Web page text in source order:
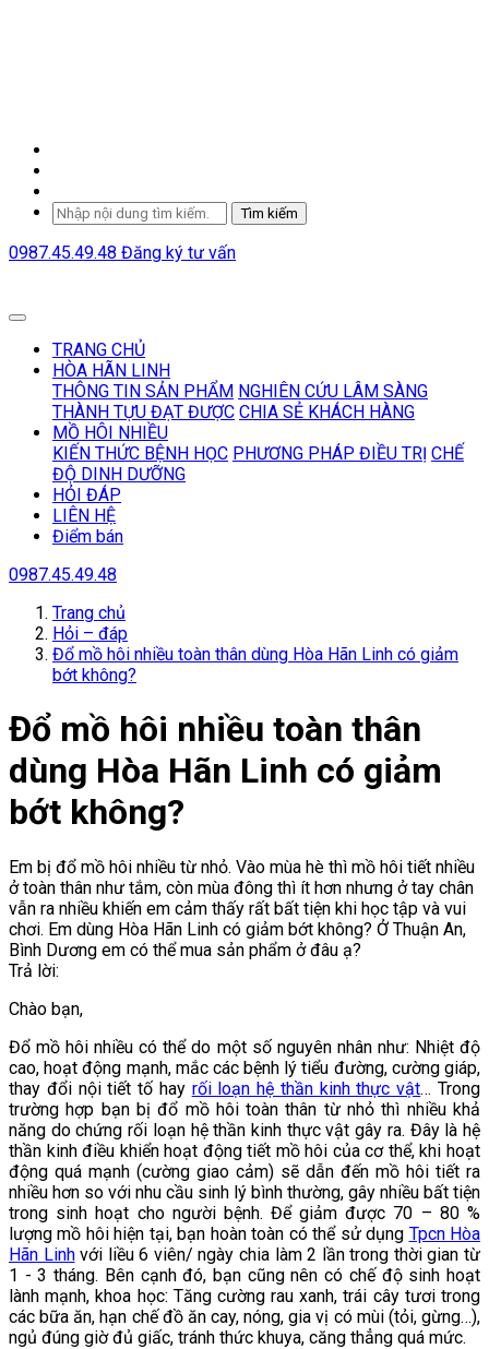
Tìm kiếm
0987.45.49.48 Đăng ký tư vấn
TRANG CHỦ
HÒA HÃN LINH
THÔNG TIN SẢN PHẨM NGHIÊN CỨU LÂM SÀNG
THÀNH TỰU ĐẠT ĐƯỢC CHIA SẺ KHÁCH HÀNG
MỒ HÔI NHIỀU
KIẾN THỨC BỆNH HỌC PHƯƠNG PHÁP ĐIỀU TRỊ CHẾ
ĐỘ DINH DƯỠNG
HỎI ĐÁP
LIÊN HỆ
Điểm bán
0987.45.49.48
Trang chủ
Hỏi – đáp
Đổ mồ hôi nhiều toàn thân dùng Hòa Hãn Linh có giảm
bớt không?
Đổ mồ hôi nhiều toàn thân
dùng Hòa Hãn Linh có giảm
bớt không?
Em bị đổ mồ hôi nhiều từ nhỏ. Vào mùa hè thì mồ hôi tiết nhiều
ở toàn thân như tắm, còn mùa đông thì ít hơn nhưng ở tay chân
vẫn ra nhiều khiến em cảm thấy rất bất tiện khi học tập và vui
chơi. Em dùng Hòa Hãn Linh có giảm bớt không? Ở Thuận An,
Bình Dương em có thể mua sản phẩm ở đâu ạ?
Trả lời:
Chào bạn,
Đổ mồ hôi nhiều có thể do một số nguyên nhân như: Nhiệt độ
cao, hoạt động mạnh, mắc các bệnh lý tiểu đường, cường giáp,
thay đổi nội tiết tố hay rối loạn hệ thần kinh thực vật… Trong
trường hợp bạn bị đổ mồ hôi toàn thân từ nhỏ thì nhiều khả
năng do chứng rối loạn hệ thần kinh thực vật gây ra. Đây là hệ
thần kinh điều khiển hoạt động tiết mồ hôi của cơ thể, khi hoạt
động quá mạnh (cường giao cảm) sẽ dẫn đến mồ hôi tiết ra
nhiều hơn so với nhu cầu sinh lý bình thường, gây nhiều bất tiện
trong sinh hoạt cho người bệnh. Để giảm được 70 – 80 %
lượng mồ hôi hiện tại, bạn hoàn toàn có thể sử dụng Tpcn Hòa
Hãn Linhvới liều 6 viên/ ngày chia làm 2 lần trong thời gian từ
1 - 3 tháng. Bên cạnh đó, bạn cũng nên có chế độ sinh hoạt
lành mạnh, khoa học: Tăng cường rau xanh, trái cây tươi trong
các bữa ăn, hạn chế đồ ăn cay, nóng, gia vị có mùi (tỏi, gừng…),
ngủ đúng giờ đủ giấc, tránh thức khuya, căng thẳng quá mức.